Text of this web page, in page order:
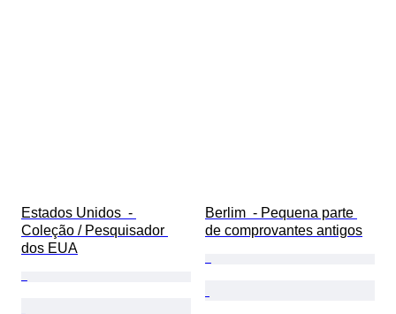
Estados Unidos  -
Coleção / Pesquisador
dos EUA
Berlim  - Pequena parte
de comprovantes antigos